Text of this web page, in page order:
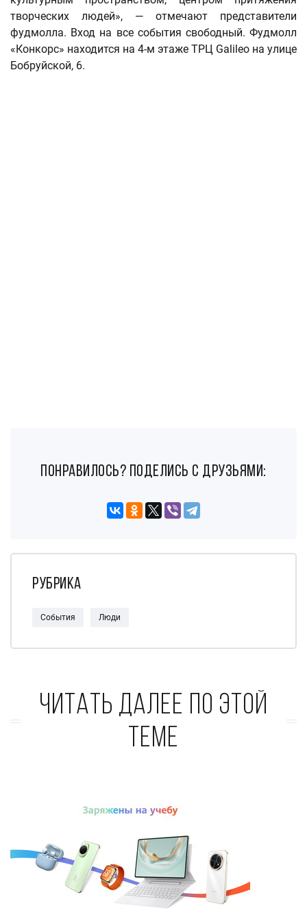
творческих людей», — отмечают представители
фудмолла. Вход на все события свободный. Фудмолл
«Конкорс» находится на 4-м этаже ТРЦ Galileo на улице
Бобруйской, 6.
понравилось? поделись с друзьями:
Рубрика
События Люди
Читать далее по этой
теме